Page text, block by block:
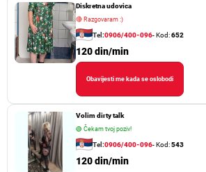
Diskretna udovica
🔴 Razgovaram :)
Tel:0906/400-096- Kod:652
120 din/min
Obavijesti me kada se oslobodi
Volim dirty talk
🟢 Čekam tvoj poziv!
Tel:0906/400-096- Kod:543
120 din/min